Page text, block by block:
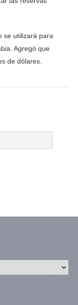
se utilizará para
Agregó que
de dólares.